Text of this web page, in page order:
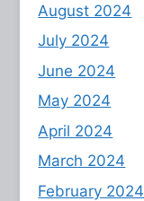
August 2024
July 2024
June 2024
May 2024
April 2024
March 2024
February 2024